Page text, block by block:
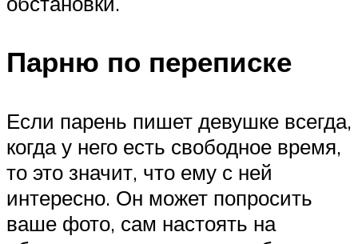
Парню по переписке
Если парень пишет девушке всегда,
когда у него есть свободное время,
то это значит, что ему с ней
интересно. Он может попросить
ваше фото, сам настоять на